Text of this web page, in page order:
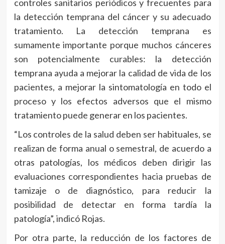
controles sanitarios periódicos y frecuentes para
la detección temprana del cáncer y su adecuado
tratamiento. La detección temprana es
sumamente importante porque muchos cánceres
son potencialmente curables: la detección
temprana ayuda a mejorar la calidad de vida de los
pacientes, a mejorar la sintomatología en todo el
proceso y los efectos adversos que el mismo
tratamiento puede generar en los pacientes.
“Los controles de la salud deben ser habituales, se
realizan de forma anual o semestral, de acuerdo a
otras patologías, los médicos deben dirigir las
evaluaciones correspondientes hacia pruebas de
tamizaje o de diagnóstico, para reducir la
posibilidad de detectar en forma tardía la
patología”, indicó Rojas.
Por otra parte, la reducción de los factores de